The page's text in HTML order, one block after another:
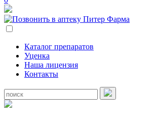
Каталог препаратов
Уценка
Наша лицензия
Контакты